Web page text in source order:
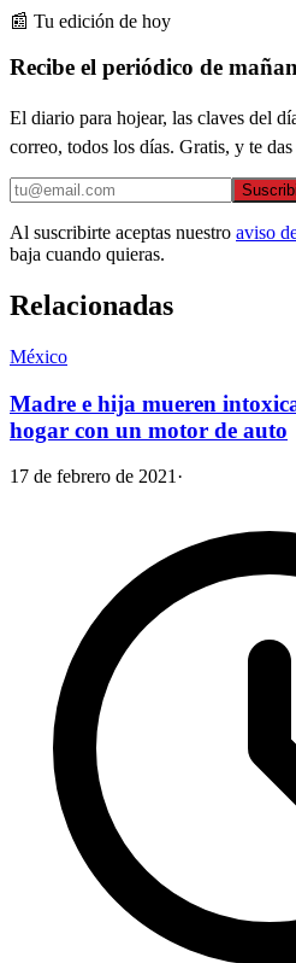
📰 Tu edición de hoy
Recibe el periódico de
El diario para hojear, las claves del
correo, todos los días. Gratis, y te
Al suscribirte aceptas nuestro aviso
baja cuando quieras.
Relacionadas
México
Madre e hija mueren
hogar con un motor de auto
17 de febrero de 2021 ·